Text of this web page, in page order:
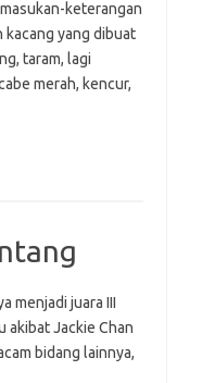
keterangan
kacang yang dibuat
taram, lagi
merah, kencur,
menjadi juara III
akibat Jackie Chan
bidang lainnya,